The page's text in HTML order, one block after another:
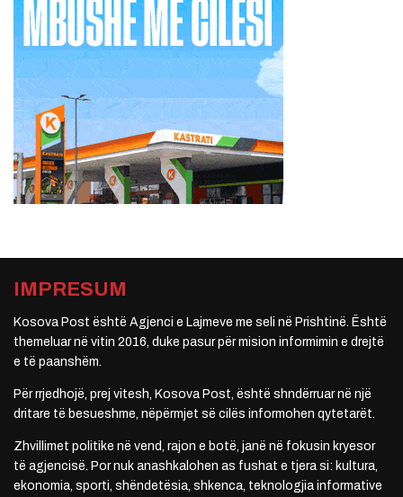
IMPRESUM
Kosova Post është Agjenci e Lajmeve me seli në Prishtinë. Është
themeluar në vitin 2016, duke pasur për mision informimin e drejtë
e të paanshëm.
Për rrjedhojë, prej vitesh, Kosova Post, është shndërruar në një
dritare të besueshme, nëpërmjet së cilës informohen qytetarët.
Zhvillimet politike në vend, rajon e botë, janë në fokusin kryesor
të agjencisë. Por nuk anashkalohen as fushat e tjera si: kultura,
ekonomia, sporti, shëndetësia, shkenca, teknologjia informative